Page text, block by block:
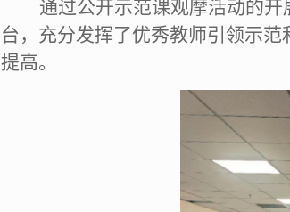
通过公开示范课观摩活动的开
台， 充分发挥了优秀教师引领示范
提高。